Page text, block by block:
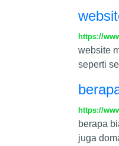
https://
website
seperti
https://
berapa
juga